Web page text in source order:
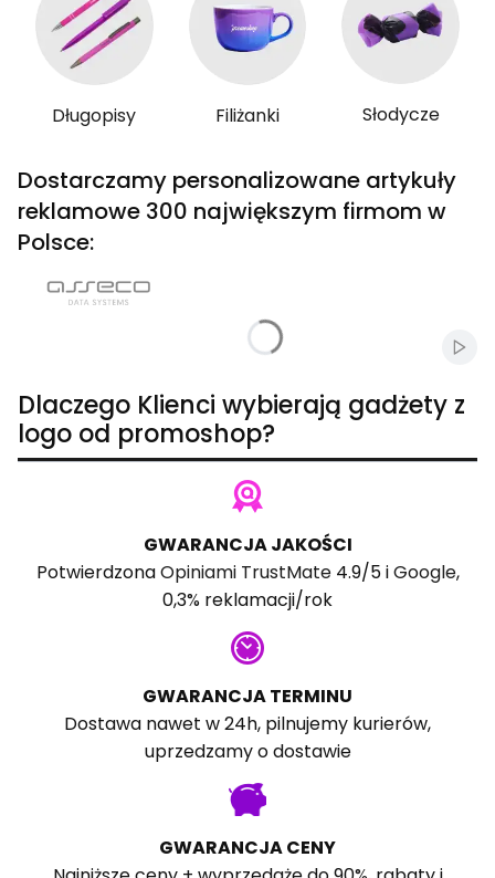
Długopisy Filiżanki Słodycze
Dostarczamy personalizowane artykuły
reklamowe 300 największym firmom w
Polsce:
Dlaczego Klienci wybierają gadżety z
logo od promoshop?
GWARANCJA JAKOŚCI
PotwierdzonaOpiniami TrustMate4.9/5 iGoogle,
0,3% reklamacji/rok
GWARANCJA TERMINU
Dostawa nawet w 24h, pilnujemy kurierów,
uprzedzamy o dostawie
GWARANCJA CENY